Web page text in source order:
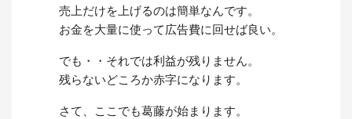
売上だけを上げるのは簡単なんです。
お金を大量に使って広告費に回せば良い。
でも・・それでは利益が残りません。
残らないどころか赤字になります。
さて、ここでも葛藤が始まります。